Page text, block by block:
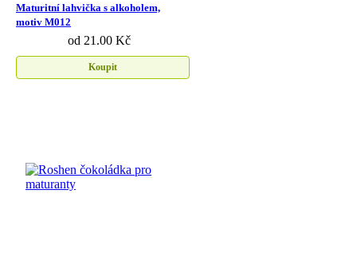
Maturitní lahvička s alkoholem,
motiv M012
od 21.00 Kč
Koupit